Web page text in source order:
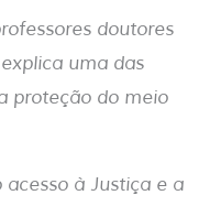
doutores
uma das
proteção do meio
à Justiça e a